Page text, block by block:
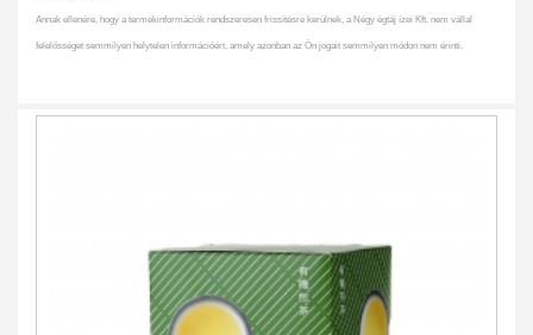
Annak ellenére, hogy a termékinformációk rendszeresen frissítésre kerülnek, a Négy égtáj ízei Kft. nem vállal
felelősséget semmilyen helytelen információért, amely azonban az Ön jogait semmilyen módon nem érinti.